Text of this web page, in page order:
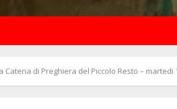
di Preghiera del Piccolo Resto – martedi